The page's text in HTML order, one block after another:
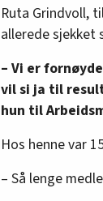
Ruta Grindvoll,
allerede sjekket
– Vi er
vil si ja til
hun til
Hos henne var
– Så lenge